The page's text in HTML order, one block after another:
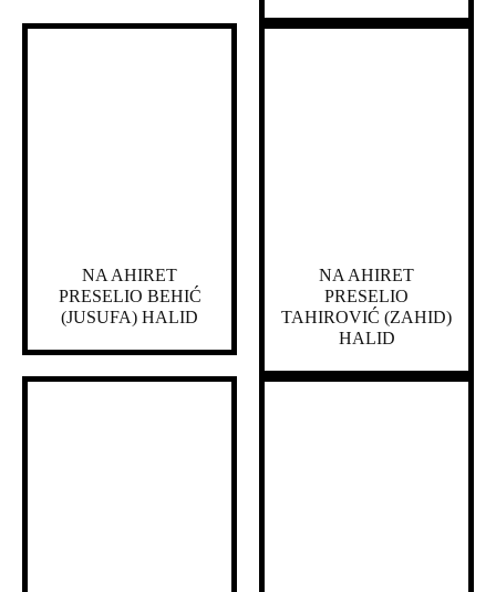
NA AHIRET
PRESELIO BEHIĆ
(JUSUFA) HALID
NA AHIRET
PRESELIO
TAHIROVIĆ (ZAHID)
HALID